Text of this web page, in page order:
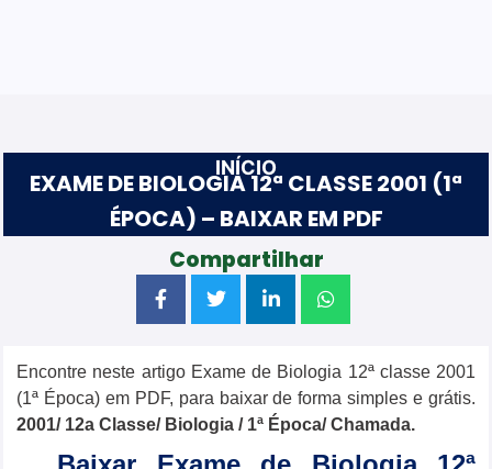
INÍCIO
EXAME DE BIOLOGIA 12ª CLASSE 2001 (1ª
ÉPOCA) – BAIXAR EM PDF
Compartilhar
Encontre neste artigo Exame de Biologia 12ª classe 2001
(1ª Época) em PDF, para baixar de forma simples e grátis.
2001/ 12a Classe/ Biologia / 1ª Época/ Chamada.